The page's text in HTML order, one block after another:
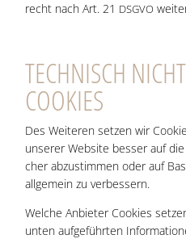
recht nach Art. 21 DSGVO
TECH­NISCH
COOKIES
Des Wei­te­ren set­zen wir
unse­rer Web­site bes­ser auf
cher abzu­stim­men oder auf
all­ge­mein zu verbessern.
Wel­che Anbie­ter Coo­kies
unten auf­ge­führ­ten